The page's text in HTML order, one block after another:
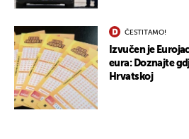
ČESTITAMO!
Izvučen je
eura: Doznajte
Hrvatskoj